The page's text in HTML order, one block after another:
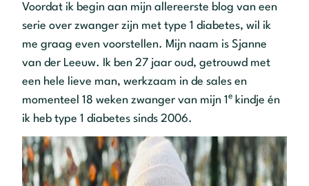
Voordat ik begin aan mijn allereerste blog van een
serie over zwanger zijn met type 1 diabetes, wil ik
me graag even voorstellen. Mijn naam is Sjanne
van der Leeuw. Ik ben 27 jaar oud, getrouwd met
een hele lieve man, werkzaam in de sales en
momenteel 18 weken zwanger van mijn 1 e kindje én
ik heb type 1 diabetes sinds 2006.